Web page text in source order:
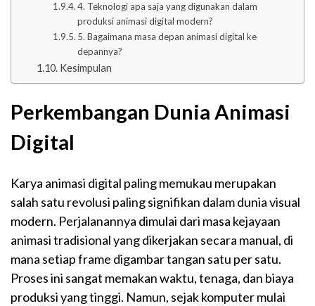
4. Teknologi apa saja yang digunakan dalam
produksi animasi digital modern?
5. Bagaimana masa depan animasi digital ke
depannya?
Kesimpulan
Perkembangan Dunia Animasi
Digital
Karya animasi digital paling memukau merupakan
salah satu revolusi paling signifikan dalam dunia visual
modern. Perjalanannya dimulai dari masa kejayaan
animasi tradisional yang dikerjakan secara manual, di
mana setiap frame digambar tangan satu per satu.
Proses ini sangat memakan waktu, tenaga, dan biaya
produksi yang tinggi. Namun, sejak komputer mulai